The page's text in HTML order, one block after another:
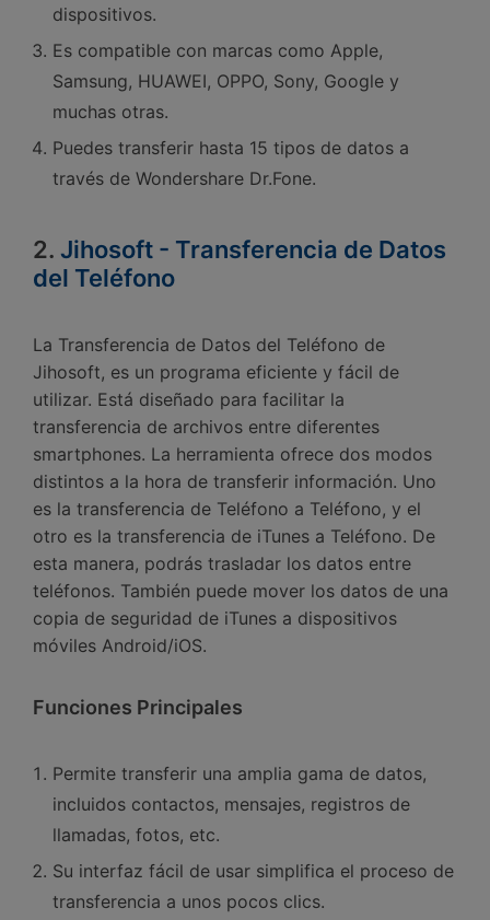
dispositivos.󠀲󠀡󠀤󠀥󠀠󠀤󠀢󠀡󠀧󠀳
Es compatible con marcas como Apple,
Samsung, HUAWEI, OPPO, Sony, Google y
muchas otras.󠀲󠀡󠀤󠀥󠀠󠀤󠀢󠀡󠀨󠀳
Puedes transferir hasta 15 tipos de datos a
través de Wondershare Dr.Fone.
2. Jihosoft - Transferencia de Datos
del Teléfono
󠀰La Transferencia de Datos del Teléfono de
Jihosoft, es un programa eficiente y fácil de
utilizar.󠀲󠀡󠀤󠀥󠀠󠀤󠀢󠀢󠀡󠀳󠀰 Está diseñado para facilitar la
transferencia de archivos entre diferentes
smartphones.󠀲󠀡󠀤󠀥󠀠󠀤󠀢󠀢󠀢󠀳󠀰 La herramienta ofrece dos modos
distintos a la hora de transferir información.󠀲󠀡󠀤󠀥󠀠󠀤󠀢󠀢󠀣󠀳󠀰 Uno
es la transferencia de Teléfono a Teléfono, y el
otro es la transferencia de iTunes a Teléfono.󠀲󠀡󠀤󠀥󠀠󠀤󠀢󠀢󠀤󠀳󠀰 De
esta manera, podrás trasladar los datos entre
teléfonos.󠀲󠀡󠀤󠀥󠀠󠀤󠀢󠀢󠀥󠀳 También puede mover los datos de una
copia de seguridad de iTunes a dispositivos
móviles Android/iOS.󠀲󠀡󠀤󠀥󠀠󠀤󠀢󠀢󠀦
F󠀰unciones Principales
Permite transferir una amplia gama de datos,
incluidos contactos, mensajes, registros de
llamadas, fotos, etc.󠀲󠀡󠀤󠀥󠀠󠀤󠀢󠀢󠀨󠀳
Su interfaz fácil de usar simplifica el proceso de
transferencia a unos pocos clics.󠀲󠀡󠀤󠀥󠀠󠀤󠀢󠀢󠀩